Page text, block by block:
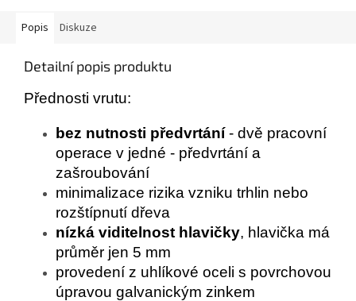
Popis Diskuze
Detailní popis produktu
Přednosti vrutu:
bez nutnosti předvrtání- dvě pracovní
operace v jedné - předvrtání a
zašroubování
minimalizace rizika vzniku trhlin nebo
rozštípnutí dřeva
nízká viditelnost hlavičky, hlavička má
průměr jen 5 mm
provedení z uhlíkové oceli s povrchovou
úpravou galvanickým zinkem